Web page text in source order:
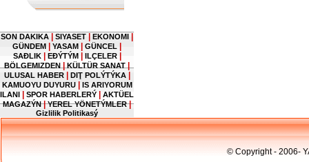
SON DAKIKA SIYASET EKONOMI
GÜNDEM YASAM GÜNCEL
SAĐLIK EĐÝTÝM ILÇELER
BÖLGEMIZDEN | KÜLTÜR SANAT |
ULUSAL HABER DIŢ POLÝTÝKA
KAMUOYU DUYURU
IS ARIYORUM
ILANI
SPOR HABERLERÝ
AKTÜEL
MAGAZÝN | YEREL YÖNETÝMLER |
Gizlilik Politikasý
© Copyright - 2006-